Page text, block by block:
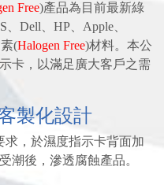
Free)產品為目前最新綠
Dell、HP、Apple、
(Halogen Free)材料。本公
卡，以滿足廣大客戶之需
製化設計
求，於濕度指示卡背面加
潮後，滲透腐蝕產品。